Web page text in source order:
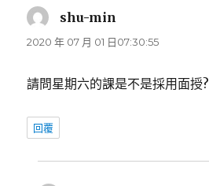
shu-min
示:
2020 年 07 月 01 日07:30:55
請問星期六的課是不是採用面授?
回覆